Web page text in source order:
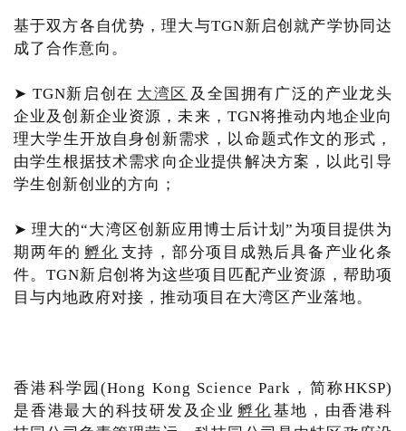
基于双方各自优势，理大与TGN新启创就产学协同达
成了合作意向。
➤ TGN新启创在 大湾区 及全国拥有广泛的产业龙头
企业及创新企业资源，未来，TGN将推动内地企业向
理大学生开放自身创新需求，以命题式作文的形式，
由学生根据技术需求向企业提供解决方案，以此引导
学生创新创业的方向；
➤ 理大的“大湾区创新应用博士后计划”为项目提供为
期两年的 孵化 支持，部分项目成熟后具备产业化条
件。TGN新启创将为这些项目匹配产业资源，帮助项
目与内地政府对接，推动项目在大湾区产业落地。
香港科学园(Hong Kong Science Park，简称HKSP)
是香港最大的科技研发及企业 孵化 基地，由香港科